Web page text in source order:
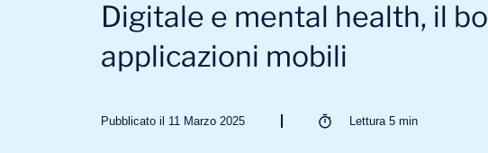
clientiDigitale e mental health, il
applicazioni mobili
Pubblicato il 11 Marzo 2025 Lettura 5 min